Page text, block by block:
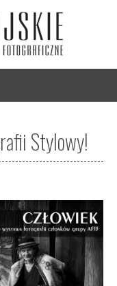
Stylowy!